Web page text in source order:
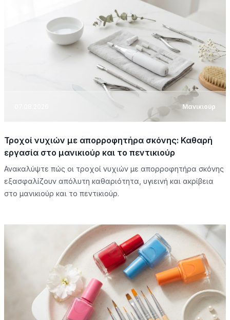
Μανικιούρ
Τροχοί νυχιών με απορροφητήρα σκόνης: Καθαρή
εργασία στο μανικιούρ και το πεντικιούρ
Ανακαλύψτε πώς οι τροχοί νυχιών με απορροφητήρα σκόνης
εξασφαλίζουν απόλυτη καθαριότητα, υγιεινή και ακρίβεια
στο μανικιούρ και το πεντικιούρ.